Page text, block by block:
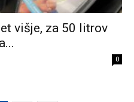
višje, za 50 litrov
0